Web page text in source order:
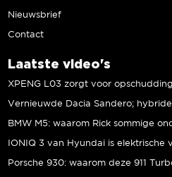
Nieuwsbrief
Contact
Laatste video's
IONIQ 3 van Hyundai is elektrische